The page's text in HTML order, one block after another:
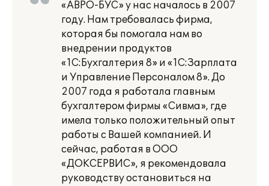
«АВРО-БУС» у нас началось в 2007
году. Нам требовалась фирма,
которая бы помогала нам во
внедрении продуктов
«1С:Бухгалтерия 8» и «1С:Зарплата
и Управление Персоналом 8». До
2007 года я работала главным
бухгалтером фирмы «Сивма», где
имела только положительный опыт
работы с Вашей компанией. И
сейчас, работая в ООО
«ДОКСЕРВИС», я рекомендовала
руководству остановиться на